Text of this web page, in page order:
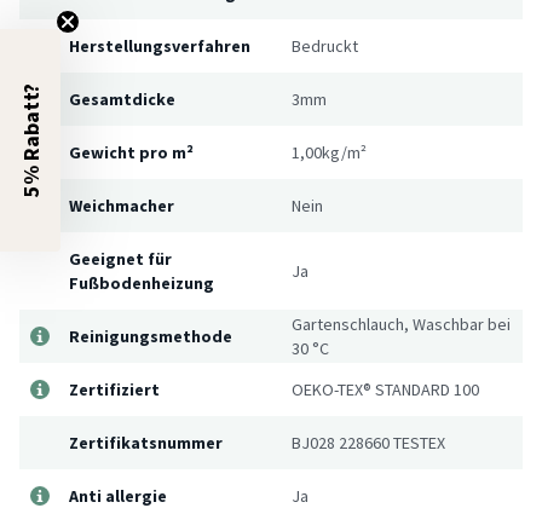
Herstellungsverfahren Bedruckt
Gesamtdicke 3mm
Gewicht pro m² 1,00kg/m²
Weichmacher Nein
Geeignet für
Fußbodenheizung
Ja
Reinigungsmethode
Gartenschlauch, Waschbar bei
30 °C
Zertifiziert
OEKO-TEX® STANDARD 100
Zertifikatsnummer BJ028 228660 TESTEX
Anti allergie Ja
5% Rabatt?